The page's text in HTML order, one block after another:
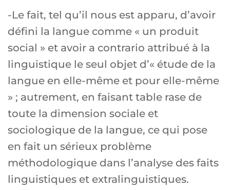
-Le fait, tel qu’il nous est apparu, d’avoir
défini la langue comme « un produit
social » et avoir a contrario attribué à la
linguistique le seul objet d’« étude de la
langue en elle-même et pour elle-même
» ; autrement, en faisant table rase de
toute la dimension sociale et
sociologique de la langue, ce qui pose
en fait un sérieux problème
méthodologique dans l’analyse des faits
linguistiques et extralinguistiques.